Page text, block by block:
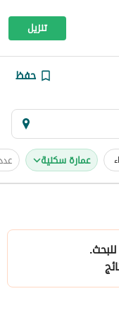
تنزيل
حفظ
عمارة سكنية